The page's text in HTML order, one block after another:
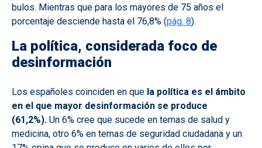
bulos. Mientras que para los mayores de 75 años el
porcentaje desciende hasta el 76,8% (pág. 8).
La política, considerada foco de
desinformación
Los españoles coinciden en que la política es el ámbito
en el que mayor desinformación se produce
(61,2%). Un 6% cree que sucede en temas de salud y
medicina, otro 6% en temas de seguridad ciudadana y un